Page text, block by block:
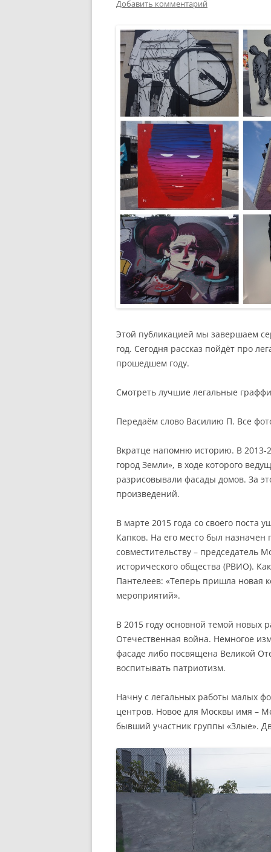
Добавить комментарий
Этой публикацией мы завершаем
год. Сегодня рассказ пойдёт про
прошедшем году.
Смотреть лучшие легальные
Передаём слово Василию П. Все
Вкратце напомню историю. В 2013-
город Земли», в ходе которого
разрисовывали фасады домов. За
произведений.
В марте 2015 года со своего поста
Капков. На его место был назначен
совместительству – председатель
исторического общества (РВИО).
Пантелеев: «Теперь пришла новая
мероприятий».
В 2015 году основной темой новых
Отечественная война. Немногое
фасаде либо посвящена Великой
воспитывать патриотизм.
Начну с легальных работы малых
центров. Новое для Москвы имя –
бывший участник группы «Злые».